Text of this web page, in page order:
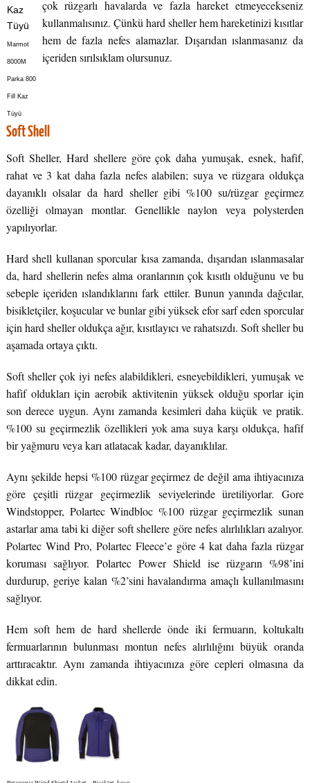
çok rüzgarlı havalarda ve fazla hareket etmeyecekseniz
kullanmalısınız. Çünkü hard sheller hem hareketinizi kısıtlar
hem de fazla nefes alamazlar. Dışarıdan ıslanmasanız da
içeriden sırılsıklam olursunuz.
Marmot
8000M
Parka 800
Fill Kaz
Tüyü
Soft Shell
Soft Sheller, Hard shellere göre çok daha yumuşak, esnek, hafif,
rahat ve 3 kat daha fazla nefes alabilen; suya ve rüzgara oldukça
dayanıklı olsalar da hard sheller gibi %100 su/rüzgar geçirmez
özelliği olmayan montlar. Genellikle naylon veya polysterden
yapılıyorlar.
Hard shell kullanan sporcular kısa zamanda, dışarıdan ıslanmasalar
da, hard shellerin nefes alma oranlarının çok kısıtlı olduğunu ve bu
sebeple içeriden ıslandıklarını fark ettiler. Bunun yanında dağcılar,
bisikletçiler, koşucular ve bunlar gibi yüksek efor sarf eden sporcular
için hard sheller oldukça ağır, kısıtlayıcı ve rahatsızdı. Soft sheller bu
aşamada ortaya çıktı.
Soft sheller çok iyi nefes alabildikleri, esneyebildikleri, yumuşak ve
hafif oldukları için aerobik aktivitenin yüksek olduğu sporlar için
son derece uygun. Aynı zamanda kesimleri daha küçük ve pratik.
%100 su geçirmezlik özellikleri yok ama suya karşı oldukça, hafif
bir yağmuru veya karı atlatacak kadar, dayanıklılar.
Aynı şekilde hepsi %100 rüzgar geçirmez de değil ama ihtiyacınıza
göre çeşitli rüzgar geçirmezlik seviyelerinde üretiliyorlar. Gore
Windstopper, Polartec Windbloc %100 rüzgar geçirmezlik sunan
astarlar ama tabi ki diğer soft shellere göre nefes alırlılıkları azalıyor.
Polartec Wind Pro, Polartec Fleece’e göre 4 kat daha fazla rüzgar
koruması sağlıyor. Polartec Power Shield ise rüzgarın %98’ini
durdurup, geriye kalan %2’sini havalandırma amaçlı kullanılmasını
sağlıyor.
Hem soft hem de hard shellerde önde iki fermuarın, koltukaltı
fermuarlarının bulunması montun nefes alırlılığını büyük oranda
arttıracaktır. Aynı zamanda ihtiyacınıza göre cepleri olmasına da
dikkat edin.